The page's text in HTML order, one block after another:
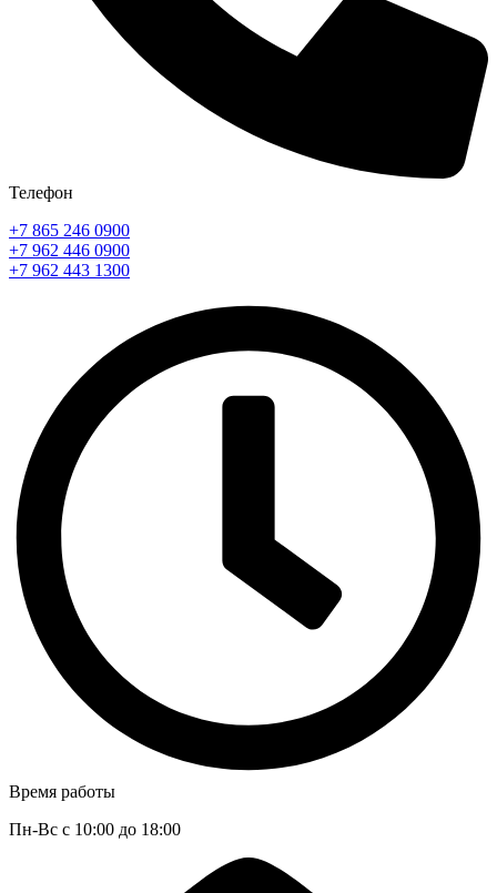
Телефон
+7 865 246 0900
+7 962 446 0900
+7 962 443 1300
Время работы
Пн-Вс с 10:00 до 18:00